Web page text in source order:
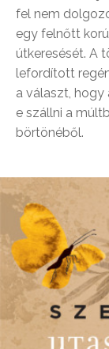
fel nem
egy felnőtt
útkeresését. A
lefordított
a választ, hogy
e szállni a
börtönéből.